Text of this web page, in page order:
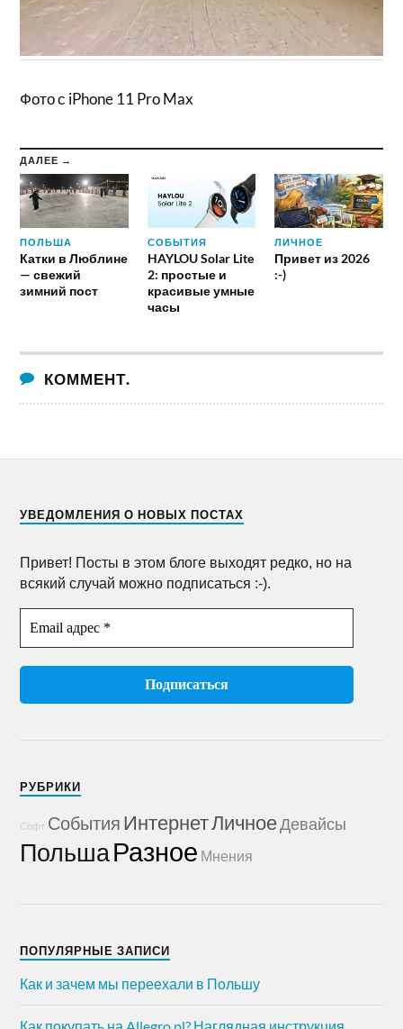
Фото с iPhone 11 Pro Max
ДАЛЕЕ →
ПОЛЬША
Катки в Люблине
— свежий
зимний пост
СОБЫТИЯ
HAYLOU Solar Lite
2: простые и
красивые умные
часы
ЛИЧНОЕ
Привет из 2026
:-)
КОММЕНТ.
УВЕДОМЛЕНИЯ О НОВЫХ ПОСТАХ
Привет! Посты в этом блоге выходят редко, но на
всякий случай можно подписаться :-).
РУБРИКИ
Софт События ИнтернетЛичноеДевайсы
ПольшаРазное Мнения
ПОПУЛЯРНЫЕ ЗАПИСИ
Как и зачем мы переехали в Польшу